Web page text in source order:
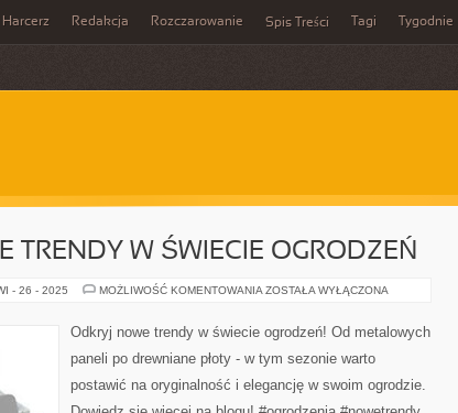
Harcerz Redakcja Rozczarowanie Spis Treści Tagi Tygodnie
TRENDY W ŚWIECIE OGRODZEŃ
- 26 - 2025 MOŻLIWOŚĆ KOMENTOWANIA ODKRYJ
ŚWIECIE
ZOSTAŁA WYŁĄCZONA
Odkryj nowe trendy w świecie ogrodzeń! Od metalowych
paneli po drewniane płoty - w tym sezonie warto
postawić na oryginalność i elegancję w swoim ogrodzie.